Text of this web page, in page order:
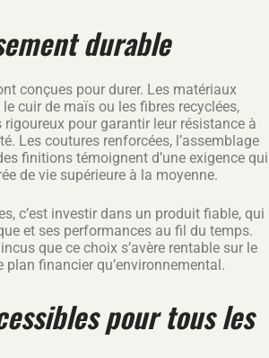
durable
conçues pour durer. Les matériaux
cuir de maïs ou les fibres recyclées,
pour garantir leur résistance à
Les coutures renforcées, l’assemblage
finitions témoignent d’une exigence qui
de vie supérieure à la moyenne.
c’est investir dans un produit fiable, qui
et ses performances au fil du temps.
que ce choix s’avère rentable sur le
plan financier qu’environnemental.
pour tous les